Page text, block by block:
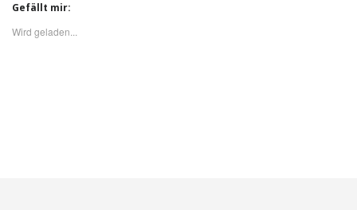
Gefällt mir:
Wird geladen...